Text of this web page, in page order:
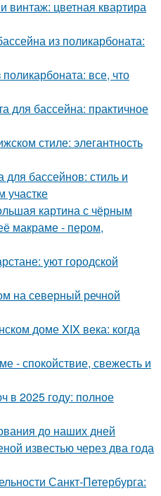
винтаж: цветная квартира
из поликарбоната:
все, что
для бассейна: практичное
стиле: элегантность
бассейнов: стиль и
участке
картина с чёрным
макраме - пером,
уют городской
на северный речной
доме XIX века: когда
- спокойствие, свежесть и
в 2025 году: полное
до наших дней
известью через два года
Санкт-Петербурга: